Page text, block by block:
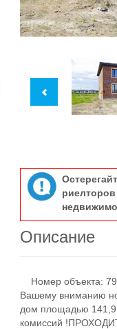
Описание
Номер объекта:
Вашему вниманию
дом площадью 141,9
комиссий